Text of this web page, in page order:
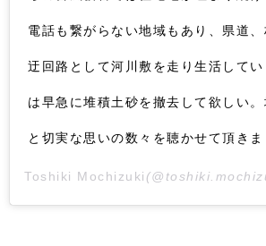
電話も繋がらない地域もあり、県道、
迂回路として河川敷を走り生活して
は早急に堆積土砂を撤去して欲しい。
と切実な思いの数々を聴かせて頂きま
Toshiki Mochizuki (@toshiki.mochizuki)